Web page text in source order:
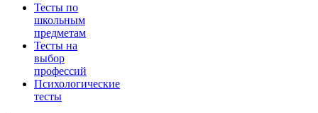
Тесты по
школьным
предметам
Тесты на
выбор
профессий
Психологические
тесты